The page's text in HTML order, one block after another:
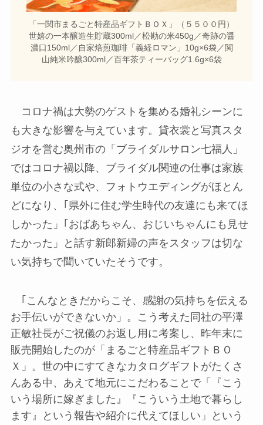
「一関市まるごと特産品ギフトＢＯＸ」（５５００円）
世嬉の一本醸造生貯蔵300ml／松勘の米450g／奇跡の醤
濃口150ml／自家焙煎珈琲「義経ロマン」10g×6袋／関
山純米吟醸300ml／百年茶ティーバッグ1.6g×6袋
コロナ禍は大勢のゲストを集める婚礼シーンに
も大きな影響を与えています。貸衣裳と写真スタ
ジオを営む奥州市の「ブライダルサロン七福人」
ではコロナ禍以降、ブライダル関連の仕事は家族
単位の小さな式や、フォトウエディングがほとん
どになり、｢県外に住む学生時代の友達にも来てほ
しかった」｢おばあちゃん、おじいちゃんにも見せ
たかった」と話す新郎新婦の声をスタッフは切な
い気持ちで聞いていたそうです。
｢こんなときだからこそ、感謝の気持ちを伝える
お手伝いができないか」。こう考えた同社の平澤
正敏社長がご祝儀のお返し用に考案し、昨年末に
販売開始したのが「まるごと特産品ギフトＢＯ
Ｘ」。世の中にすてきなカタログギフトがたくさ
んある中、あえて地元にこだわることで「『こう
いう場所に嫁ぎました』『こういう土地で暮らし
ます』という報告や紹介に代えてほしい」という